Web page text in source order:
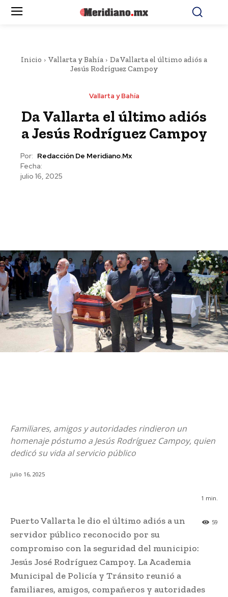
Inicio Vallarta y Bahía
Da Vallarta el último adiós a
Jesús Rodríguez Campoy
Vallarta y Bahía
Da Vallarta el último adiós
a Jesús Rodríguez Campoy
Por: Redacción De Meridiano.mx
Fecha:
julio 16, 2025
Familiares, amigos y autoridades rindieron un
homenaje póstumo a Jesús Rodríguez Campoy, quien
dedicó su vida al servicio público
julio 16, 2025
1 min.
59
Puerto Vallarta le dio el último adiós a un
servidor público reconocido por su
compromiso con la seguridad del municipio:
Jesús José Rodríguez Campoy. La Academia
Municipal de Policía y Tránsito reunió a
familiares, amigos, compañeros y autoridades